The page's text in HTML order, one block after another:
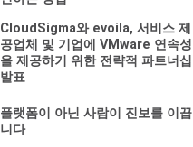
CloudSigma와 evoila, 서비스 제
공업체 및 기업에 VMware 연속성
을 제공하기 위한 전략적 파트너십
발표
플랫폼이 아닌 사람이 진보를 이끕
니다